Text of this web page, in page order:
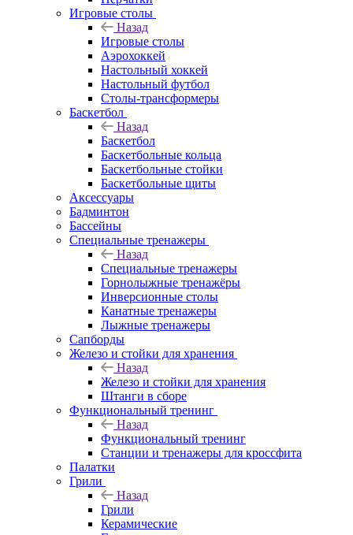
Игровые столы
Назад
Игровые столы
Аэрохоккей
Настольный хоккей
Настольный футбол
Столы-трансформеры
Баскетбол
Назад
Баскетбол
Баскетбольные кольца
Баскетбольные стойки
Баскетбольные щиты
Аксессуары
Бадминтон
Бассейны
Специальные тренажеры
Назад
Специальные тренажеры
Горнолыжные тренажёры
Инверсионные столы
Канатные тренажеры
Лыжные тренажеры
Сапборды
Железо и стойки для хранения
Назад
Железо и стойки для хранения
Штанги в сборе
Функциональный тренинг
Назад
Функциональный тренинг
Станции и тренажеры для кроссфита
Палатки
Грили
Назад
Грили
Керамические